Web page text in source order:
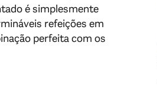
é simplesmente
refeições em
perfeita com os